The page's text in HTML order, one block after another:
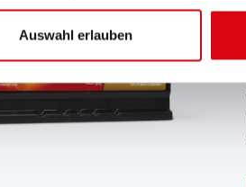
Auswahl erlauben